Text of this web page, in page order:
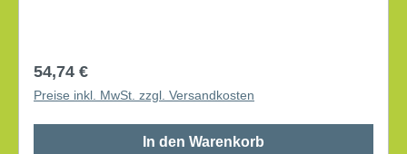
Regulärer Preis:
54,74 €
Preise inkl. MwSt. zzgl. Versandkosten
In den Warenkorb